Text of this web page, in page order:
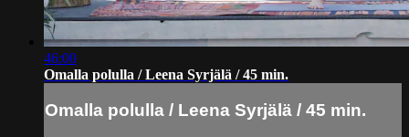
46:00
Omalla polulla / Leena Syrjälä / 45 min.
Omalla polulla / Leena Syrjälä / 45 min.